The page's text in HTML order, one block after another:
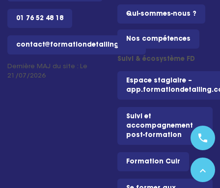
01 76 52 48 18
contact@formationdetailing.com
Dernière MAJ du site : Le
21/07/2026
Qui-sommes-nous ?
Nos compétences
Suivi & écosystème FD
Espace stagiaire –
Suivi et
accompagnement
post-formation
Formation Cuir
phone
expand_less